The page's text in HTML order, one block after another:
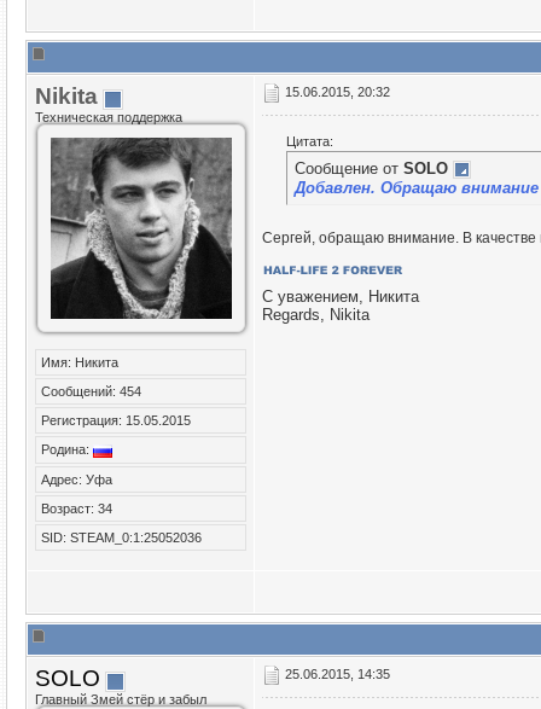
Nikita
Техническая поддержка
Имя: Никита
Сообщений: 454
Регистрация: 15.05.2015
Родина:
Адрес: Уфа
Возраст: 34
SID: STEAM_0:1:25052036
15.06.2015, 20:32
Цитата:
Сообщение от SOLO
Добавлен. Обращаю внимание
Сергей, обращаю внимание. В качестве
С уважением, Никита
Regards, Nikita
SOLO
Главный Змей стёр и забыл
25.06.2015, 14:35